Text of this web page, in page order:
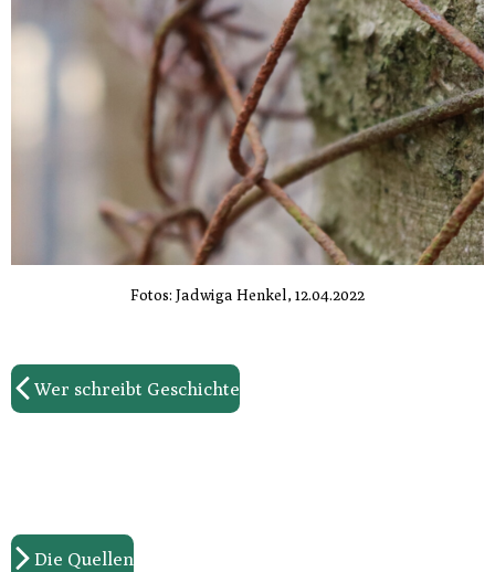
Fotos: Jadwiga Henkel, 12.04.2022
Wer schreibt Geschichte
Die Quellen